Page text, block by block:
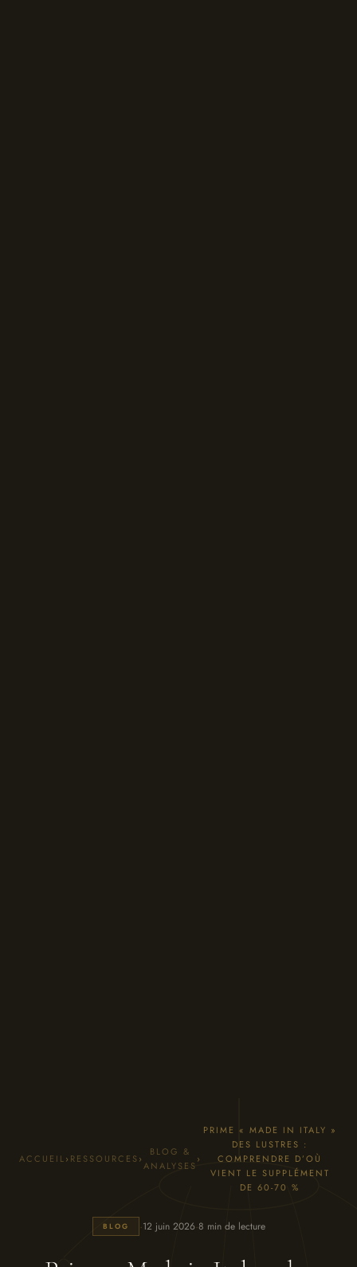
ACCUEIL› RESSOURCES›
BLOG &
ANALYSES
›
PRIME « MADE IN ITALY »
DES LUSTRES :
COMPRENDRE D’OÙ
VIENT LE SUPPLÉMENT
DE 60-70 %
BLOG ·12 juin 2026·8 min de lecture